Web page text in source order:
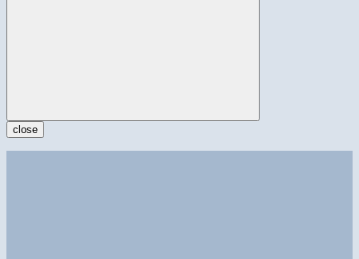
close